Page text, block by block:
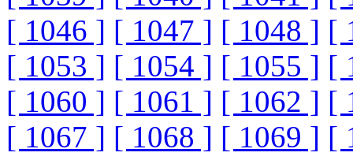
[ 1046 ] [ 1047 ] [ 1048 ] [
[ 1053 ] [ 1054 ] [ 1055 ] [
[ 1060 ] [ 1061 ] [ 1062 ] [
[ 1067 ] [ 1068 ] [ 1069 ] [